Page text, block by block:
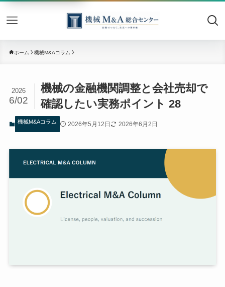
機械
ホーム 機械M&Aコラム
機械の金融機関調整と会社売却で
確認したい実務ポイント 28
2026
6/02
機械M&Aコラム 2026年5月12日 2026年6月2日